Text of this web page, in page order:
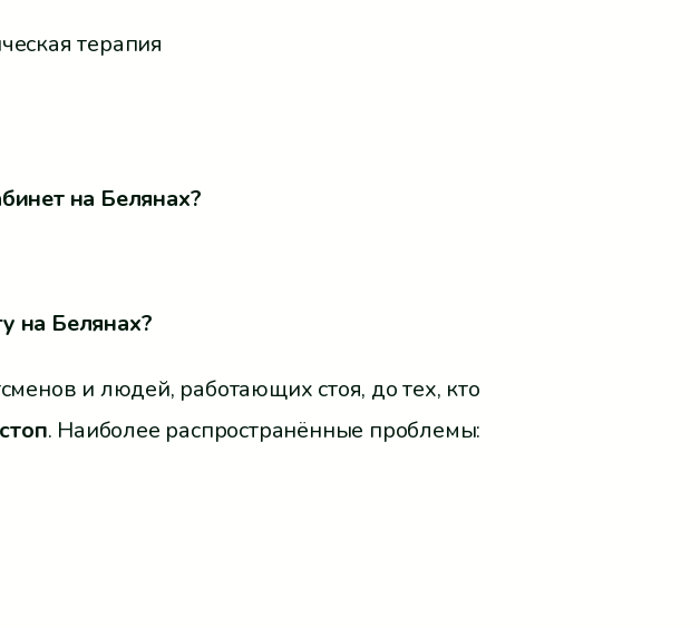
терапия
на Белянах?
на Белянах?
и людей, работающих стоя, до тех, кто
. Наиболее распространённые проблемы: